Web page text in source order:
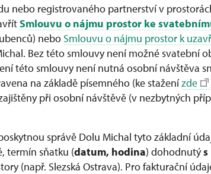
nebo registrovaného partnerství v
Smlouvu o nájmu prostor ke
nebo Smlouvu o nájmu prostor k
Bez této smlouvy není možné svatební
této smlouvy není nutná osobní návštěva
na základě písemného (ke staženízde
při osobní návštěvě (v nezbytných
správě Dolu Michal tyto základní
termín sňatku (datum, hodina) dohodnutýs
(např. Slezská Ostrava). Pro fakturační